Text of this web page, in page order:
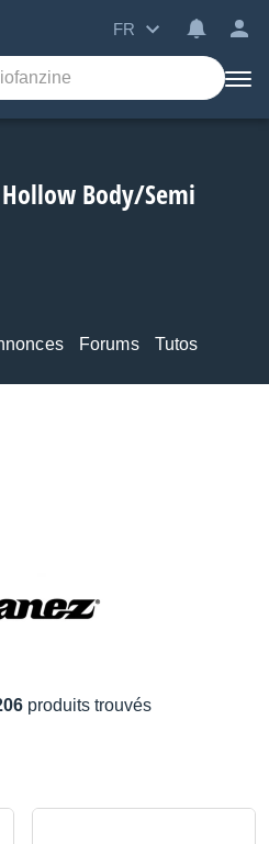
FR
Body/Semi
Forums Tutos
produits trouvés